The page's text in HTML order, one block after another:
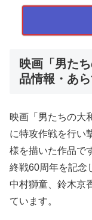
映画「男た
品情報・あ
映画「男たちの大
に特攻作戦を行い
様を描いた作品で
終戦60周年を記念
中村獅童、鈴木京
ています。